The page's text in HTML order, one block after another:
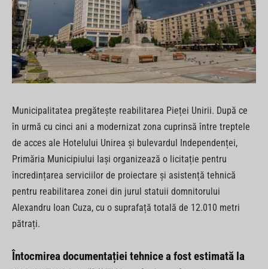
Municipalitatea pregătește reabilitarea Pieței Unirii. După ce
în urmă cu cinci ani a modernizat zona cuprinsă între treptele
de acces ale Hotelului Unirea și bulevardul Independenței,
Primăria Municipiului Iași organizează o licitație pentru
încredințarea serviciilor de proiectare și asistență tehnică
pentru reabilitarea zonei din jurul statuii domnitorului
Alexandru Ioan Cuza, cu o suprafață totală de 12.010 metri
pătrați.
Întocmirea documentației tehnice a fost estimată la